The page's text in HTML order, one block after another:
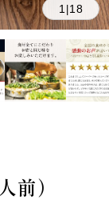
1 |18
前）